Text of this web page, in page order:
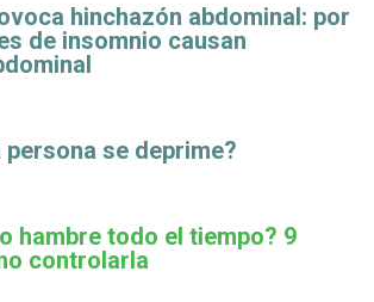
hinchazón abdominal: por
de insomnio causan
persona se deprime?
hambre todo el tiempo? 9
controlarla